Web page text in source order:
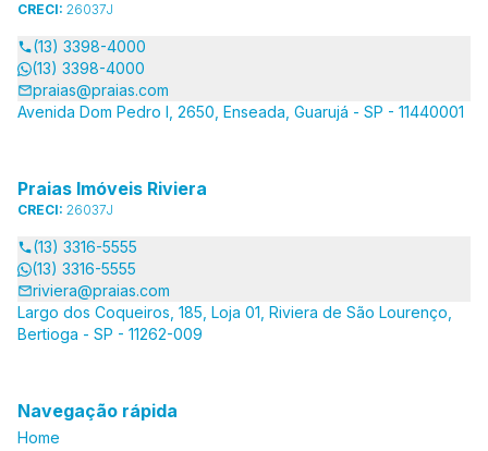
CRECI: 26037J
(13) 3398-4000
(13) 3398-4000
praias@praias.com
Avenida Dom Pedro I, 2650, Enseada, Guarujá - SP - 11440001
Praias Imóveis Riviera
CRECI: 26037J
(13) 3316-5555
(13) 3316-5555
riviera@praias.com
Largo dos Coqueiros, 185, Loja 01, Riviera de São Lourenço,
Bertioga - SP - 11262-009
Navegação rápida
Home